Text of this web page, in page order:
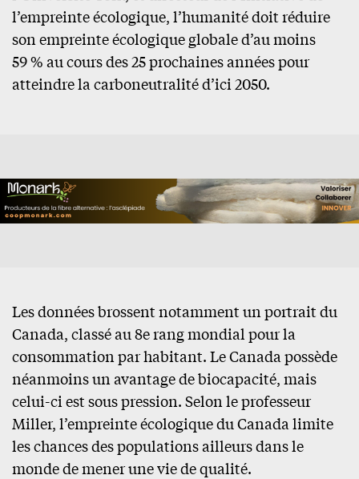
l’empreinte écologique, l’humanité doit réduire
son empreinte écologique globale d’au moins
59 % au cours des 25 prochaines années pour
atteindre la carboneutralité d’ici 2050.
Les données brossent notamment un portrait du
Canada, classé au 8e rang mondial pour la
consommation par habitant. Le Canada possède
néanmoins un avantage de biocapacité, mais
celui-ci est sous pression. Selon le professeur
Miller, l’empreinte écologique du Canada limite
les chances des populations ailleurs dans le
monde de mener une vie de qualité.